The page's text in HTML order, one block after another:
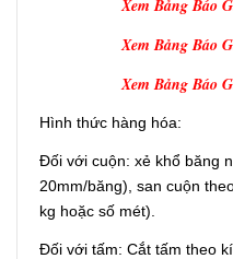
Xem Bảng Báo
Xem Bảng Báo
Xem Bảng Báo
Hình thức hàng hóa:
Đối với cuộn: xẻ khổ băng
20mm/băng), san cuộn
kg hoặc số mét).
Đối với tấm: Cắt tấm theo